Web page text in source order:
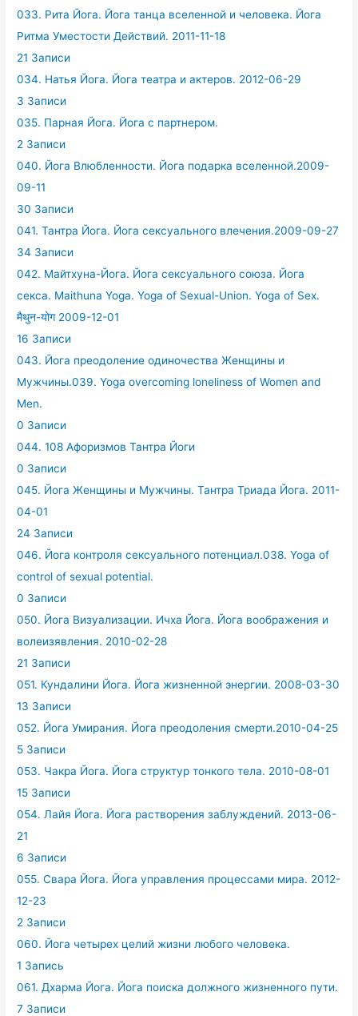
033. Рита Йога. Йога танца вселенной и человека. Йога
Ритма Уместости Действий. 2011-11-18
21 Записи
034. Натья Йога. Йога театра и актеров. 2012-06-29
3 Записи
035. Парная Йога. Йога с партнером.
2 Записи
040. Йога Влюбленности. Йога подарка вселенной.2009-
09-11
30 Записи
041. Тантра Йога. Йога сексуального влечения.2009-09-27
34 Записи
042. Майтхуна-Йога. Йога сексуального союза. Йога
секса. Maithuna Yoga. Yoga of Sexual-Union. Yoga of Sex.
मैथुन-योग 2009-12-01
16 Записи
043. Йога преодоление одиночества Женщины и
Мужчины.039. Yoga overcoming loneliness of Women and
Men.
0 Записи
044. 108 Афоризмов Тантра Йоги
0 Записи
045. Йога Женщины и Мужчины. Тантра Триада Йога. 2011-
04-01
24 Записи
046. Йога контроля сексуального потенциал.038. Yoga of
control of sexual potential.
0 Записи
050. Йога Визуализации. Ичха Йога. Йога воображения и
волеизявления. 2010-02-28
21 Записи
051. Кундалини Йога. Йога жизненной энергии. 2008-03-30
13 Записи
052. Йога Умирания. Йога преодоления смерти.2010-04-25
5 Записи
053. Чакра Йога. Йога структур тонкого тела. 2010-08-01
15 Записи
054. Лайя Йога. Йога растворения заблуждений. 2013-06-
21
6 Записи
055. Свара Йога. Йога управления процессами мира. 2012-
12-23
2 Записи
060. Йога четырех целий жизни любого человека.
1 Запись
061. Дхарма Йога. Йога поиска должного жизненного пути.
7 Записи